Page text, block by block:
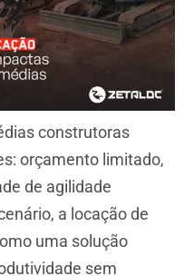
construtoras
orçamento limitado,
de agilidade
a locação de
uma solução
sem